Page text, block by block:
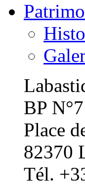
BP N°7
Place
82370
Tél.